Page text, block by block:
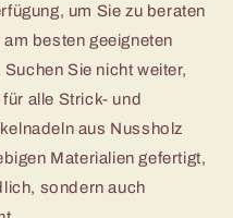
um Sie zu beraten
besten geeigneten
Sie nicht weiter,
alle Strick- und
aus Nussholz
Materialien gefertigt,
sondern auch